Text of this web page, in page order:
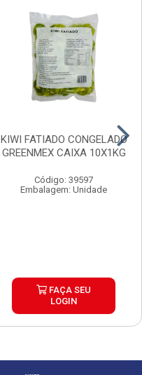
KIWI FATIADO CONGELADO
GREENMEX CAIXA 10X1KG
Código: 39597
Embalagem: Unidade
FAÇA SEU
LOGIN